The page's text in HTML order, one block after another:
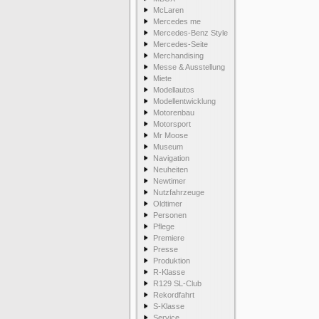
McLaren
Mercedes me
Mercedes-Benz Style
Mercedes-Seite
Merchandising
Messe & Ausstellung
Miete
Modellautos
Modellentwicklung
Motorenbau
Motorsport
Mr Moose
Museum
Navigation
Neuheiten
Newtimer
Nutzfahrzeuge
Oldtimer
Personen
Pflege
Premiere
Presse
Produktion
R-Klasse
R129 SL-Club
Rekordfahrt
S-Klasse